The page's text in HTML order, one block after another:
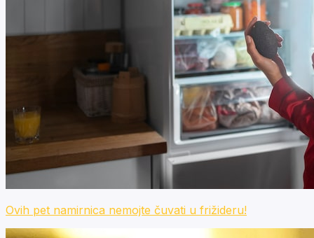
Ovih pet namirnica nemojte čuvati u frižideru!